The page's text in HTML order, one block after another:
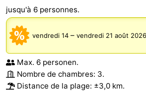
jusqu'à 6 personnes.
vendredi 14 – vendredi 21 août 2026
Max. 6 personen.
Nombre de chambres: 3.
Distance de la plage: ±3,0 km.